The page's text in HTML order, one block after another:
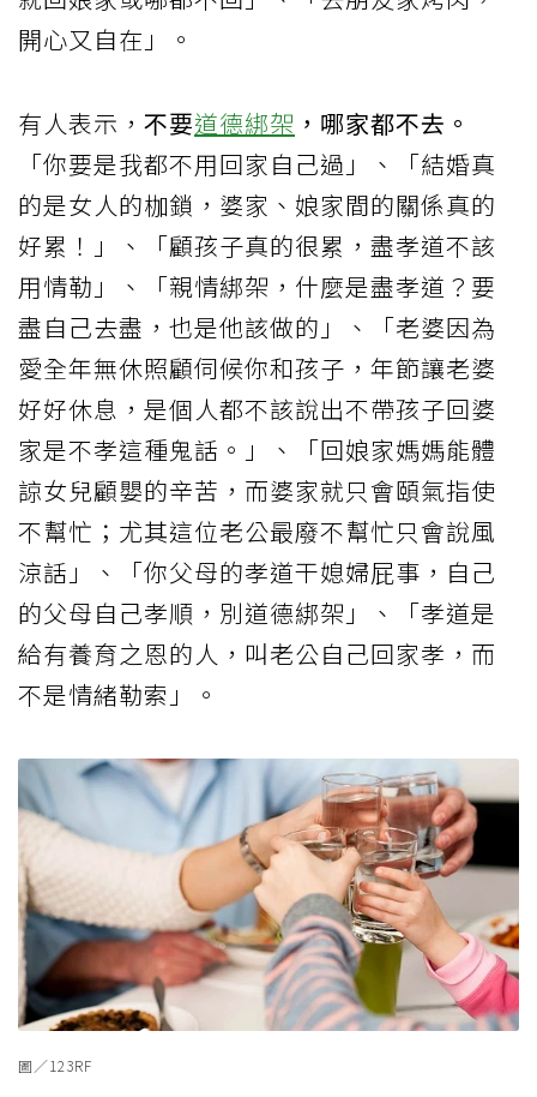
開心又自在」。
有人表示， 不要道德綁架 ，哪家都不去。
「你要是我都不用回家自己過」、「結婚真
的是女人的枷鎖，婆家、娘家間的關係真的
好累！」、「顧孩子真的很累，盡孝道不該
用情勒」、「親情綁架，什麼是盡孝道？要
盡自己去盡，也是他該做的」、「老婆因為
愛全年無休照顧伺候你和孩子，年節讓老婆
好好休息，是個人都不該說出不帶孩子回婆
家是不孝這種鬼話。」、「回娘家媽媽能體
諒女兒顧嬰的辛苦，而婆家就只會頤氣指使
不幫忙；尤其這位老公最廢不幫忙只會說風
涼話」、「你父母的孝道干媳婦屁事，自己
的父母自己孝順，別道德綁架」、「孝道是
給有養育之恩的人，叫老公自己回家孝，而
不是情緒勒索」。
圖／123RF